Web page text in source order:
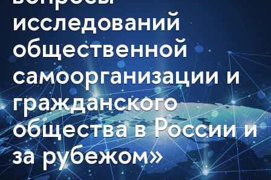
исследований
общественной
самоорганизации и
гражданского
общества в России и
за рубежом»